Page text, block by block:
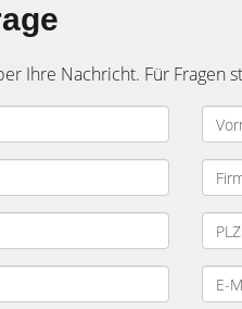
Ihre Nachricht. Für Fragen